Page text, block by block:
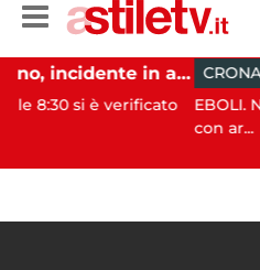
Pontecagnano, incidente in autostrada: 5 giovani feriti
è verificato
CRONACA
EBOLI. Nella